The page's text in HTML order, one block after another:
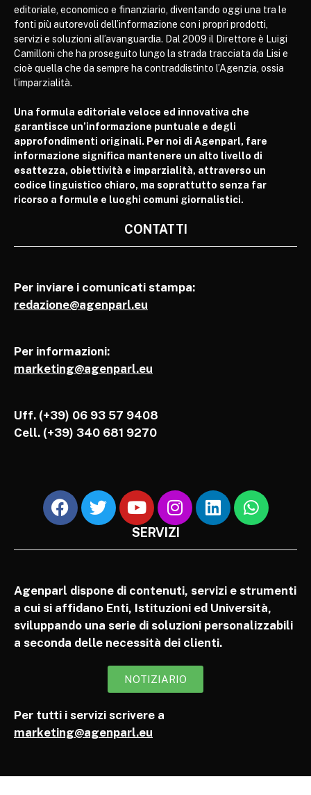
editoriale, economico e finanziario, diventando oggi una tra le
fonti più autorevoli dell’informazione con i propri prodotti,
servizi e soluzioni all’avanguardia. Dal 2009 il Direttore è Luigi
Camilloni che ha proseguito lungo la strada tracciata da Lisi e
cioè quella che da sempre ha contraddistinto l’Agenzia, ossia
l’imparzialità.
Una formula editoriale veloce ed innovativa che
garantisce un’informazione puntuale e degli
approfondimenti originali. Per noi di Agenparl, fare
informazione significa mantenere un alto livello di
esattezza, obiettività e imparzialità, attraverso un
codice linguistico chiaro, ma soprattutto senza far
ricorso a formule e luoghi comuni giornalistici.
CONTATTI
Per inviare i comunicati stampa:
redazione@agenparl.eu
Per informazioni:
marketing@agenparl.eu
Uff. (+39) 06 93 57 9408
Cell. (+39) 340 681 9270
SERVIZI
Agenparl dispone di contenuti, servizi e strumenti
a cui si affidano Enti, Istituzioni ed Università,
sviluppando una serie di soluzioni personalizzabili
a seconda delle necessità dei clienti.
NOTIZIARIO
Per tutti i servizi scrivere a
marketing@agenparl.eu